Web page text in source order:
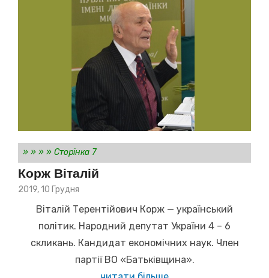
» » » » Сторінка 7
Корж Віталій
Posted
2019, 10 Грудня
Віталій Терентійович Корж — український
політик. Народний депутат України 4 – 6
скликань. Кандидат економічних наук. Член
партії ВО «Батьківщина».